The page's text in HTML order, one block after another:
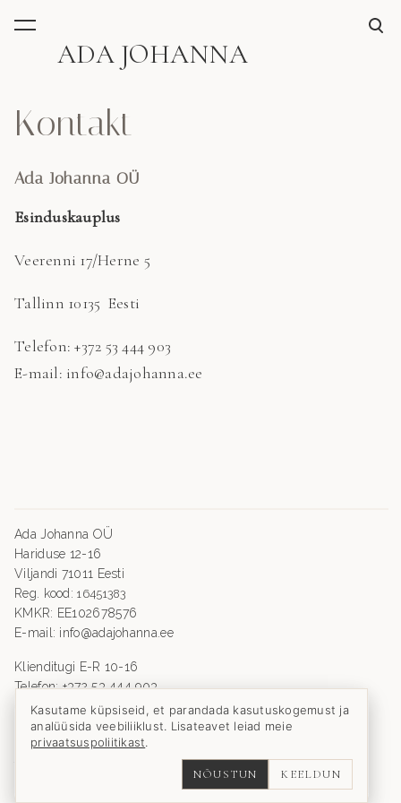
ADA JOHANNA
lisati ostukorvi.
Kontakt
Ada Johanna OÜ
Esinduskauplus
Veerenni 17/Herne 5
Tallinn 10135 Eesti
Telefon: +372 53 444 903
E-mail: info@adajohanna.ee
Ada Johanna OÜ
Hariduse 12-16
Viljandi 71011 Eesti
Reg. kood:16451383
KMKR: EE102678576
E-mail: info@adajohanna.ee
Klienditugi E-R 10-16
Telefon: +372 53 444 903
Ostutingimused
Privaatsuspoliitika
Kohaletoimetamise info
Kasutame küpsiseid, et parandada kasutuskogemust ja
analüüsida veebiliiklust. Lisateavet leiad meie
privaatsuspoliitikast.
NÕUSTUN KEELDUN